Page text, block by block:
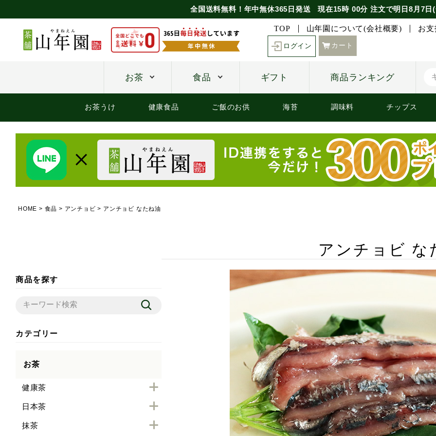
全国送料無料！年中無休365日発送 現在15時 00分 注文で明日8月7日
TOP 山年園について(会社概要) お
ログイン カート
お茶 食品 ギフト 商品ランキング
お茶うけ 健康食品 ご飯のお供 海苔 調味料 チップス
HOME 食品 アンチョビ アンチョビ なたね油
商品を探す
カテゴリー
お茶
健康茶
日本茶
抹茶
アンチョビ な